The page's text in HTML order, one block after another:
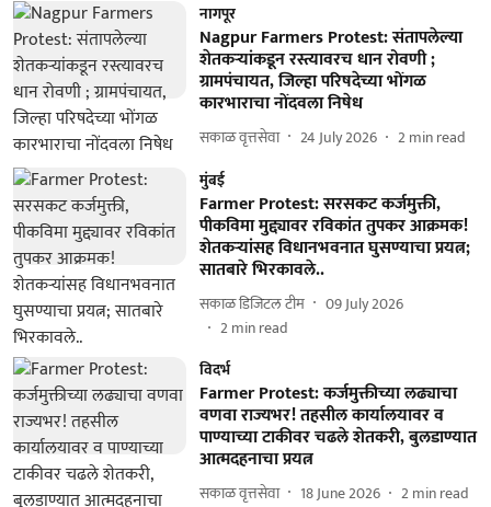
नागपूर
Nagpur Farmers Protest: संतापलेल्या
शेतकऱ्यांकडून रस्त्यावरच धान रोवणी ;
ग्रामपंचायत, जिल्हा परिषदेच्या भोंगळ
कारभाराचा नोंदवला निषेध
सकाळ वृत्तसेवा 24 July 2026 2min read
मुंबई
Farmer Protest: सरसकट कर्जमुक्ती,
पीकविमा मुद्द्यावर रविकांत तुपकर आक्रमक!
शेतकऱ्यांसह विधानभवनात घुसण्याचा प्रयत्न;
सातबारे भिरकावले..
सकाळ डिजिटल टीम
09 July 2026
2min read
विदर्भ
Farmer Protest: कर्जमुक्तीच्या लढ्याचा
वणवा राज्यभर! तहसील कार्यालयावर व
पाण्याच्या टाकीवर चढले शेतकरी, बुलडाण्यात
आत्मदहनाचा प्रयत्न
सकाळ वृत्तसेवा 18 June 2026 2min read